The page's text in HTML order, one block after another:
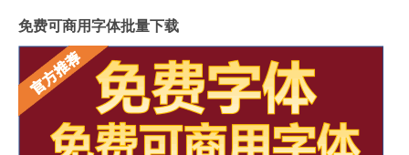
免费可商用字体批量下载